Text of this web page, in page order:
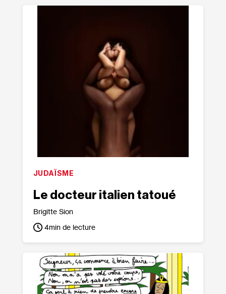
JUDAÏSME
Le docteur italien tatoué
Brigitte Sion
4min de lecture